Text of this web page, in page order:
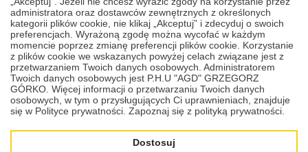
10,00 do 18,00.
Czas dorobienia kopii klucza:dorobienie klucza do auta trwa
naszym serwisie przeważnie od 2 do 3 godzin. Na kopię klucza
wykonaną w naszym serwisie udzielamy dwunastomiesięcznej
gwarancji.
Szukasz innej usługi?W naszym serwisie nie tylko dorobisz
klucz, ale możesz skorzystać także z usługi naprawy elektroniki
kluczalubwymiany obudowy klucza, gdy Twoja jest
zniszczona. Takie oferty, dostosowane do Twojego modelu auta,
administratora oraz dostawców zewnętrznych z określonych
kategorii plików cookie, nie klikaj „Akceptuj” i zdecyduj o swoich
preferencjach. Wyrażoną zgodę można wycofać w każdym
momencie poprzez zmianę preferencji plików cookie. Korzystanie
z plików cookie we wskazanych powyżej celach związane jest z
przetwarzaniem Twoich danych osobowych. Administratorem
Twoich danych osobowych jest P.H.U "AGD" GRZEGORZ
GÓRKO. Więcej informacji o przetwarzaniu Twoich danych
osobowych, w tym o przysługujących Ci uprawnieniach, znajduje
się w Polityce prywatności. Zapoznaj się z polityką prywatności.
Dostosuj